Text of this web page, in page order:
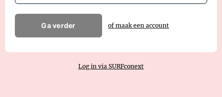
Ga verder of maak een account
Log in via SURFconext